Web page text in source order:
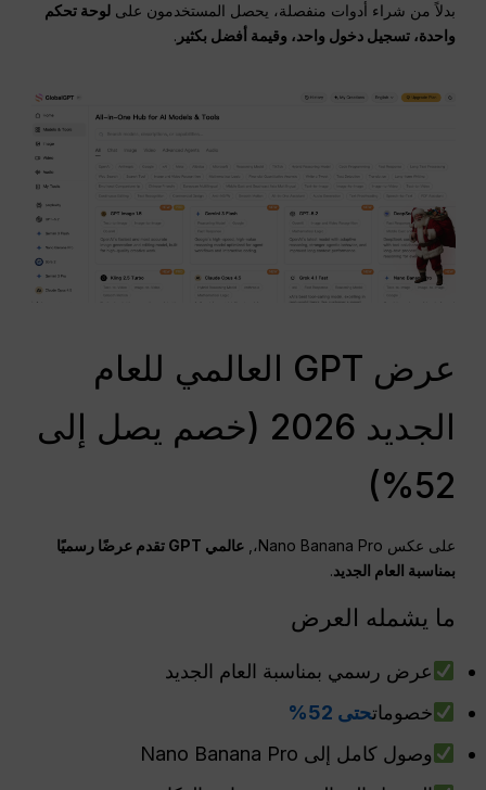
بدلاً من شراء أدوات منفصلة، يحصل المستخدمون علىلوحة تحكم
واحدة، تسجيل دخول واحد، وقيمة أفضل بكثير .
عرض GPT العالمي للعام
الجديد 2026 (خصم يصل إلى
52%)
على عكس Nano Banana Pro،, عالمي GPT تقدم عرضًا رسميًا
بمناسبة العام الجديد.
ما يشمله العرض
عرض رسمي بمناسبة العام الجديد
خصوماتحتى 52%
وصول كامل إلى Nano Banana Pro